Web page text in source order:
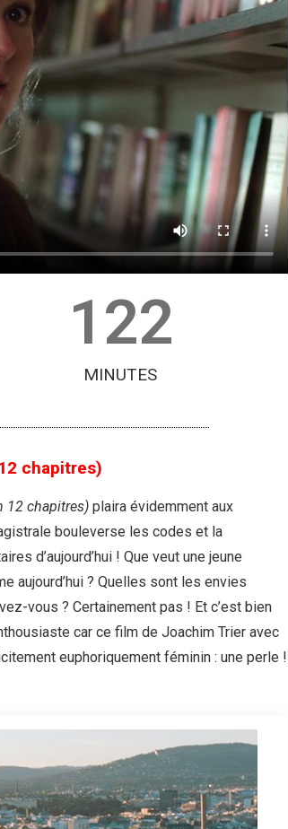
122
MINUTES
chapitres)
12 chapitres) plaira évidemment aux
bouleverse les codes et la
d’aujourd’hui ! Que veut une jeune
aujourd’hui ? Quelles sont les envies
vous ? Certainement pas ! Et c’est bien
car ce film de Joachim Trier avec
euphoriquement féminin : une perle !